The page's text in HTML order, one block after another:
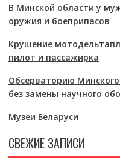
В Минской области у
оружия и боеприпасов
Крушение
пилот и пассажирка
Обсерваторию
без замены научного
Музеи Беларуси
СВЕЖИЕ ЗАПИСИ